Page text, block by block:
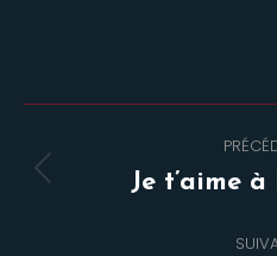
de
commentaire
Je t’aime